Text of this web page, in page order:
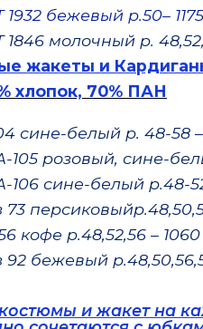
бежевый р.50–
1846 молочный р.
жакеты и
хлопок, 70% ПАН
сине-белый р. 48-58 –
105 розовый, сине-
106 сине-белый р.48-
73
кофе р.48,52,56 – 1060
92 бежевый
и жакет на